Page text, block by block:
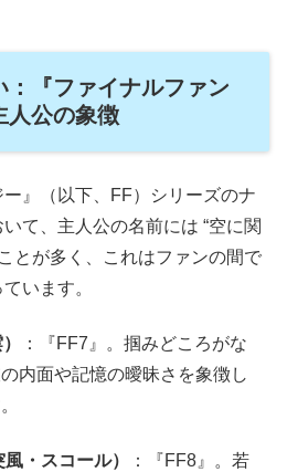
：『ファイナルファン
人公の象徴
ー』（以下、FF）シリーズのナ
て、主人公の名前には “空に関
とが多く、これはファンの間で
います。
：『FF7』。掴みどころがな
内面や記憶の曖昧さを象徴し
・スコール）
：『FF8』。若